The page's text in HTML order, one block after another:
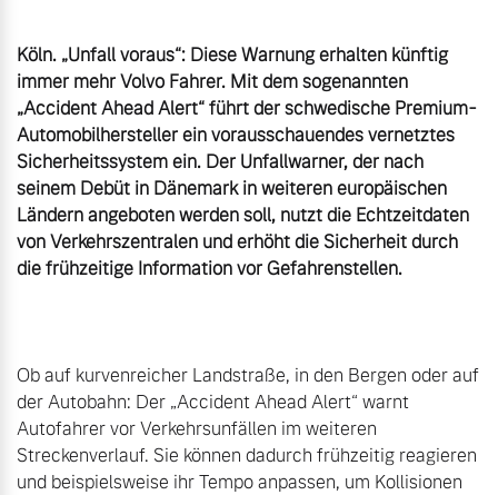
Köln. „Unfall voraus“: Diese Warnung erhalten künftig
immer mehr Volvo Fahrer. Mit dem sogenannten
„Accident Ahead Alert“ führt der schwedische Premium-
Automobilhersteller ein vorausschauendes vernetztes
Sicherheitssystem ein. Der Unfallwarner, der nach
seinem Debüt in Dänemark in weiteren europäischen
Ländern angeboten werden soll, nutzt die Echtzeitdaten
von Verkehrszentralen und erhöht die Sicherheit durch
die frühzeitige Information vor Gefahrenstellen.
Ob auf kurvenreicher Landstraße, in den Bergen oder auf
der Autobahn: Der „Accident Ahead Alert“ warnt
Autofahrer vor Verkehrsunfällen im weiteren
Streckenverlauf. Sie können dadurch frühzeitig reagieren
und beispielsweise ihr Tempo anpassen, um Kollisionen